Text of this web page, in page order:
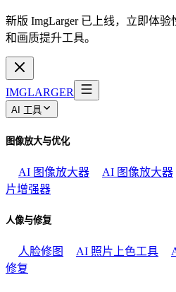
新版 ImgLarger 已上线，立即体
和画质提升工具。
IMGLARGER
AI 工具
图像放大与优化
AI 图像放大器 AI 图像放大器
片增强器
人像与修复
人脸修图 AI 照片上色工具
修复